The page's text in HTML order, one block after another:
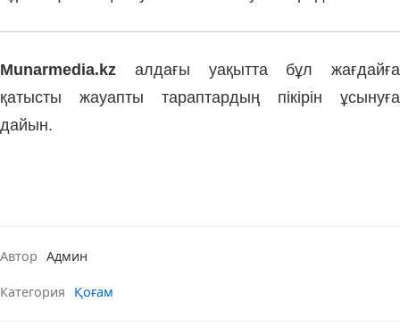
Munarmedia.kz алдағы уақытта бұл жағдайға
қатысты жауапты тараптардың пікірін ұсынуға
дайын.
Автор Админ
Категория Қоғам